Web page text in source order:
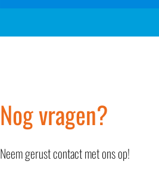
Nog vragen?
Neem gerust contact met ons op!